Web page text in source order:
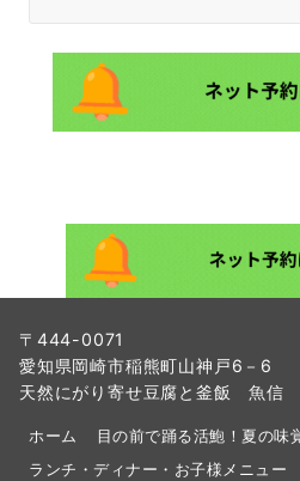
〒444-0071
愛知県岡崎市稲熊町山神戸6－6
天然にがり寄せ豆腐と釜飯 魚信
ホーム 目の前で踊る活鮑！夏の味
ランチ・ディナー・お子様メニュー